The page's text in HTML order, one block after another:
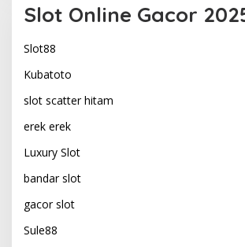
Slot Online Gacor
Slot88
Kubatoto
slot scatter hitam
erek erek
Luxury Slot
bandar slot
gacor slot
Sule88